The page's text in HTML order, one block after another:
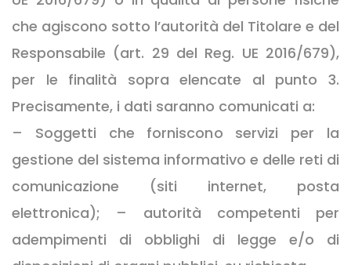
che agiscono sotto l’autorità del Titolare e del
Responsabile (art. 29 del Reg. UE 2016/679),
per le finalità sopra elencate al punto 3.
Precisamente, i dati saranno comunicati a:
– Soggetti che forniscono servizi per la
gestione del sistema informativo e delle reti di
comunicazione (siti internet, posta
elettronica); – autorità competenti per
adempimenti di obblighi di legge e/o di